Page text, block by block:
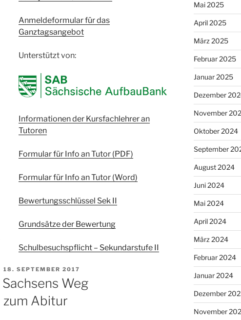
Anmeldeformular für das
Ganztagsangebot
Unterstützt von:
Informationen der Kursfachlehrer an
Tutoren
Formular für Info an Tutor (PDF)
Formular für Info an Tutor (Word)
Bewertungsschlüssel Sek II
Grundsätze der Bewertung
Schulbesuchspflicht – Sekundarstufe II
VERÖFFENTLICHT
AM
18. SEPTEMBER 2017
Sachsens Weg
zum Abitur
Mai 2025
April 2025
März 2025
Februar 2025
Januar 2025
Dezember
November
Oktober 2024
September
August 2024
Juni 2024
Mai 2024
April 2024
März 2024
Februar 2024
Januar 2024
Dezember
November